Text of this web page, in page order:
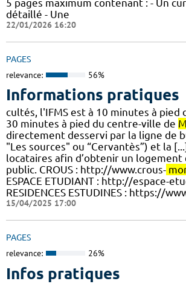
5 pages maximum contenant : - Un
détaillé - Une
22/01/2026 16:20
PAGES
relevance: 56%
Informations pratiques
cultés, l'IFMS est à 10 minutes à pied
30 minutes à pied du centre-ville de
directement desservi par la ligne de
"Les sources" ou “Cervantès”) et la
locataires afin d’obtenir un logement
public. CROUS : http://www.crous-
ESPACE ETUDIANT : http://espace-
RESIDENCES ESTUDINES : https://
15/04/2025 17:00
PAGES
relevance: 26%
Infos pratiques